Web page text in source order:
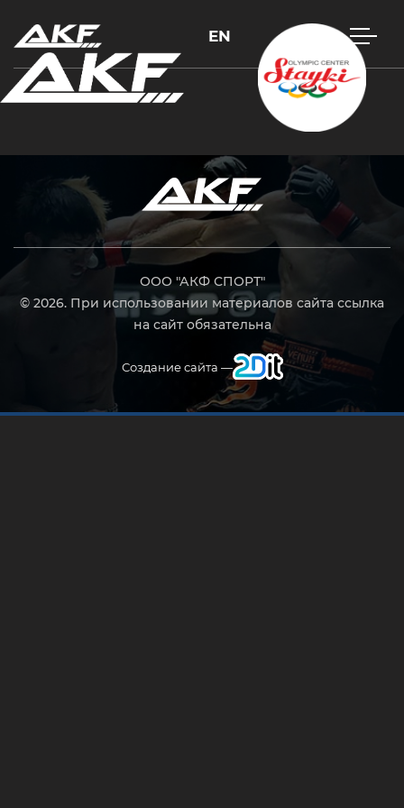
EN
ООО "АКФ СПОРТ"
© 2026. При использовании материалов сайта ссылка
на сайт обязательна
Создание сайта —
Нажмите Enter для поиска или Esc, чтобы закрыть